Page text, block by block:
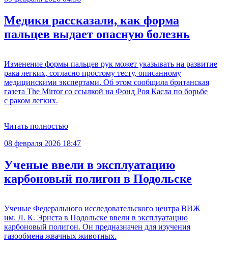
Медики рассказали, как форма
пальцев выдает опасную болезнь
Изменение формы пальцев рук может указывать на развитие
рака легких, согласно простому тесту, описанному
медицинскими экспертами. Об этом сообщила британская
газета The Mirror со ссылкой на Фонд Роя Касла по борьбе
с раком легких.
Читать полностью
08 февраля 2026 18:47
Ученые ввели в эксплуатацию
карбоновый полигон в Подольске
Ученые Федерального исследовательского центра ВИЖ
им. Л. К. Эрнста в Подольске ввели в эксплуатацию
карбоновый полигон. Он предназначен для изучения
газообмена жвачных животных.